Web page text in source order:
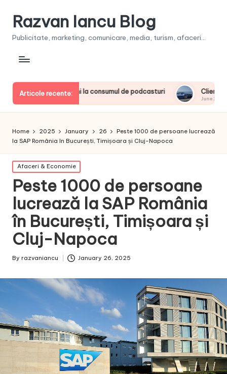
Razvan Iancu Blog
Publicitate, marketing, comunicare, media, turism, afaceri...
Articole recente:
europeni la consumul de podcasturi Clienţii își vor
June 20, 2026
Home 2025 January 26
Peste 1000 de persoane lucrează
la SAP România în București, Timișoara și Cluj-Napoca
Posted
in
Afaceri & Economie
Peste 1000 de persoane
lucrează la SAP România
în București, Timișoara și
Cluj-Napoca
Posted
By razvaniancu January 26, 2025